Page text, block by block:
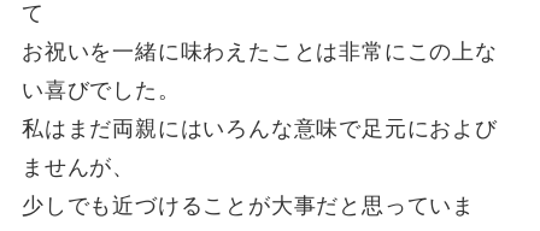
て
お祝いを一緒に味わえたことは非常にこの上な
い喜びでした。
私はまだ両親にはいろんな意味で足元におよび
ませんが、
少しでも近づけることが大事だと思っていま